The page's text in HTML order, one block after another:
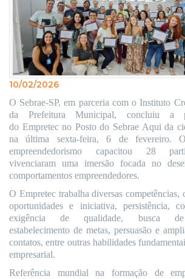
10/02/2026
O Sebrae-SP, em parceria com o Instituto
da Prefeitura Municipal, concluiu a
do Empretec no Posto do Sebrae Aqui da
na última sexta-feira, 6 de fevereiro.
empreendedorismo capacitou 28
vivenciaram uma imersão focada no
comportamentos empreendedores.
O Empretec trabalha diversas competências,
oportunidades e iniciativa, persistência,
exigência de qualidade, busca de
estabelecimento de metas, persuasão e
contatos, entre outras habilidades
empresarial.
Referência mundial na formação de